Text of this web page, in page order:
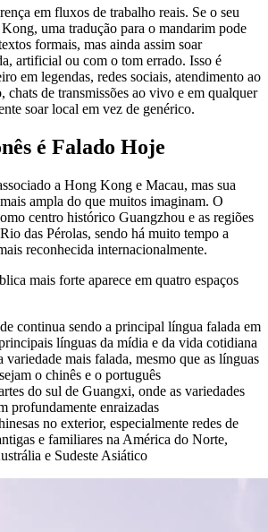
em fluxos de trabalho reais. Se o seu
uma tradução para o mandarim pode
formais, mas ainda assim soar
artificial ou com o tom errado. Isso é
em legendas, redes sociais, atendimento ao
chats de transmissões ao vivo e em qualquer
soar local em vez de genérico.
é Falado Hoje
a Hong Kong e Macau, mas sua
ampla do que muitos imaginam. O
centro histórico Guangzhou e as regiões
das Pérolas, sendo há muito tempo a
reconhecida internacionalmente.
mais forte aparece em quatro espaços
continua sendo a principal língua falada em
línguas da mídia e da vida cotidiana
variedade mais falada, mesmo que as línguas
o chinês e o português
do sul de Guangxi, onde as variedades
profundamente enraizadas
no exterior, especialmente redes de
e familiares na América do Norte,
e Sudeste Asiático